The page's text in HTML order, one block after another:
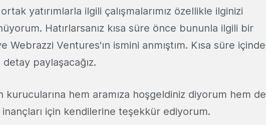
yatırımlarla ilgili çalışmalarımız özellikle ilginizi
Hatırlarsanız kısa süre önce bununla ilgili bir
Webrazzi Ventures'ın ismini anmıştım. Kısa süre içinde
paylaşacağız.
kurucularına hem aramıza hoşgeldiniz diyorum hem de
için kendilerine teşekkür ediyorum.